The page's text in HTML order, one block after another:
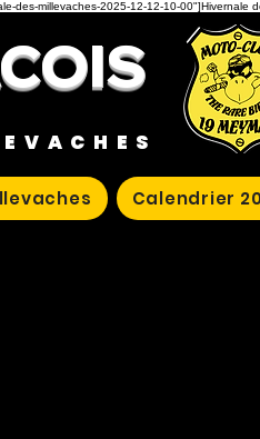
des-millevaches-2025-12-12-10-00"]Hivernale
Calendrier